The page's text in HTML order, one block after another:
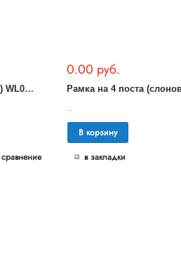
Р
амка на 5 постов (слоновая кость) WL05-Frame-05-ivory
сравнение
0.00 руб.
..
В корзину
в закладки